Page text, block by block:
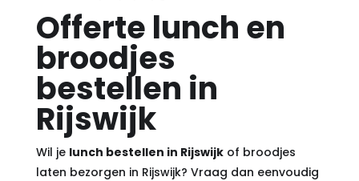
Offerte lunch en
broodjes
bestellen in
Rijswijk
Wil je lunch bestellen in Rijswijkof broodjes
laten bezorgen in Rijswijk? Vraag dan eenvoudig